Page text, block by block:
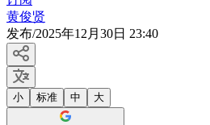
黄俊贤
发布/2025年12月30日 23:40
小 标准 中 大